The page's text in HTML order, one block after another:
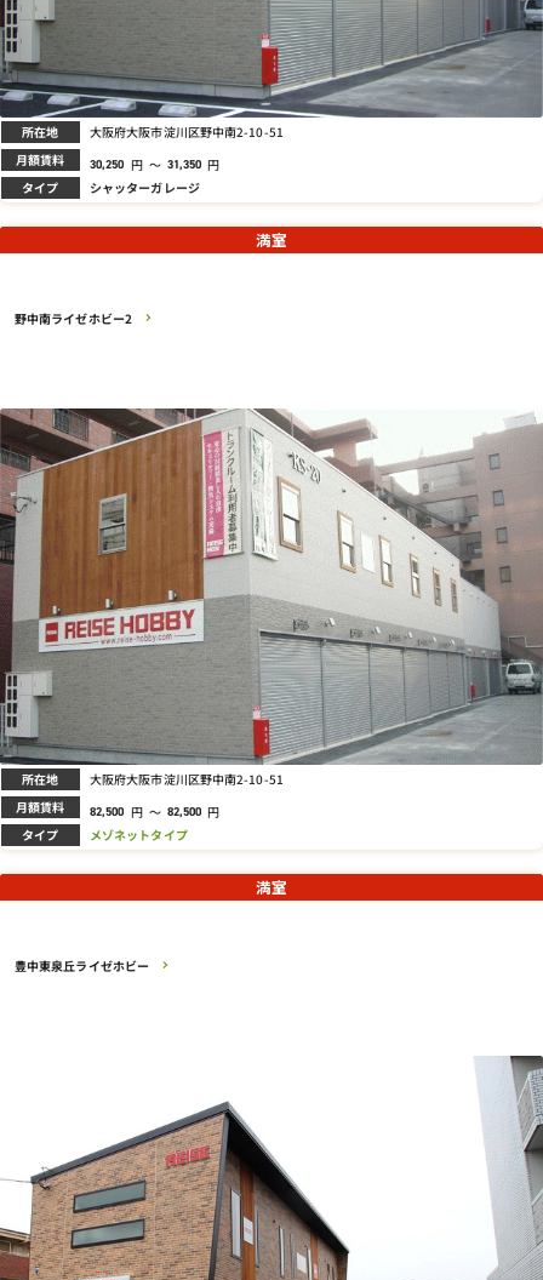
所在地 大阪府大阪市淀川区野中南2-10-51
月額賃料 30,250 円 ～ 31,350 円
タイプ シャッターガレージ
野中南ライゼホビー2
満室
所在地 大阪府大阪市淀川区野中南2-10-51
月額賃料 82,500 円 ～ 82,500 円
タイプ メゾネットタイプ
豊中東泉丘ライゼホビー
満室